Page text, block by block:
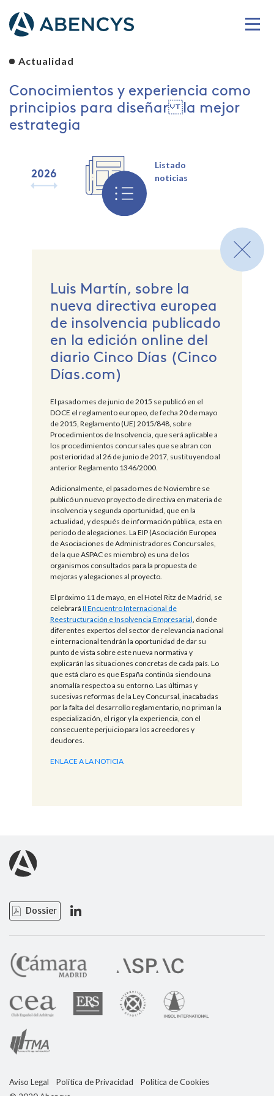
Actualidad
Conocimientos y experiencia como
principios para diseñar la mejor
estrategia
2026 2024 2023 2022 2021
Listado
noticias
Luis Martín, sobre la
nueva directiva europea
de insolvencia publicado
en la edición online del
diario Cinco Días (Cinco
Días.com)
El pasado mes de junio de 2015 se publicó en el
DOCE el reglamento europeo, de fecha 20 de mayo
de 2015, Reglamento (UE) 2015/848, sobre
Procedimientos de Insolvencia, que será aplicable a
los procedimientos concursales que se abran con
posterioridad al 26 de junio de 2017, sustituyendo al
anterior Reglamento 1346/2000.
Adicionalmente, el pasado mes de Noviembre se
publicó un nuevo proyecto de directiva en materia de
insolvencia y segunda oportunidad, que en la
actualidad, y después de información pública, esta en
periodo de alegaciones. La EIP (Asociación Europea
de Asociaciones de Administradores Concursales,
de la que ASPAC es miembro) es una de los
organismos consultados para la propuesta de
mejoras y alegaciones al proyecto.
El próximo 11 de mayo, en el Hotel Ritz de Madrid, se
celebrará II Encuentro Internacional de
Reestructuración e Insolvencia Empresarial , donde
diferentes expertos del sector de relevancia nacional
e internacional tendrán la oportunidad de dar su
punto de vista sobre este nueva normativa y
explicarán las situaciones concretas de cada país. Lo
que está claro es que España continúa siendo una
anomalía respecto a su entorno. Las últimas y
sucesivas reformas de la Ley Concursal, inacabadas
por la falta del desarrollo reglamentario, no priman la
especialización, el rigor y la experiencia, con el
consecuente perjuicio para los acreedores y
deudores.
ENLACE A LA NOTICIA
Dossier
Aviso Legal Política de Privacidad
Política de Cookies